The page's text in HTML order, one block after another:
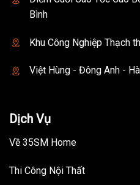
Bình
Khu Công Nghiệp Thạch
Việt Hùng - Đông Anh -
Dịch Vụ
Về 35SM Home
Thi Công Nội Thất